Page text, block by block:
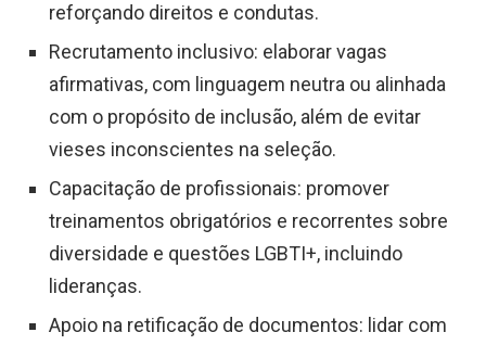
reforçando direitos e condutas.
Recrutamento inclusivo: elaborar vagas
afirmativas, com linguagem neutra ou alinhada
com o propósito de inclusão, além de evitar
vieses inconscientes na seleção.
Capacitação de profissionais: promover
treinamentos obrigatórios e recorrentes sobre
diversidade e questões LGBTI+, incluindo
lideranças.
Apoio na retificação de documentos: lidar com